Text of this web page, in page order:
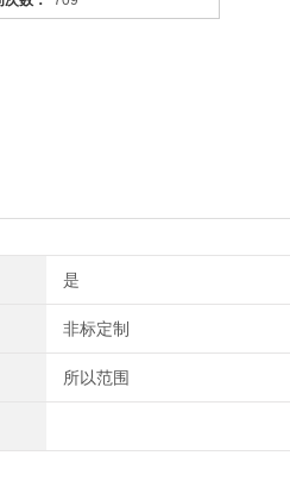
是
非标定制
所以范围